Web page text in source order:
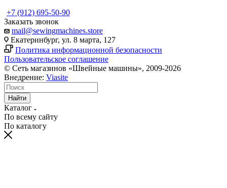
+7 (912) 695-50-90
Заказать звонок
mail@sewingmachines.store
Екатеринбург, ул. 8 марта, 127
Политика информационной безопасности
Пользовательское соглашение
© Сеть магазинов «Швейные машины», 2009-2026
Внедрение: Viasite
Найти
Каталог
По всему сайту
По каталогу